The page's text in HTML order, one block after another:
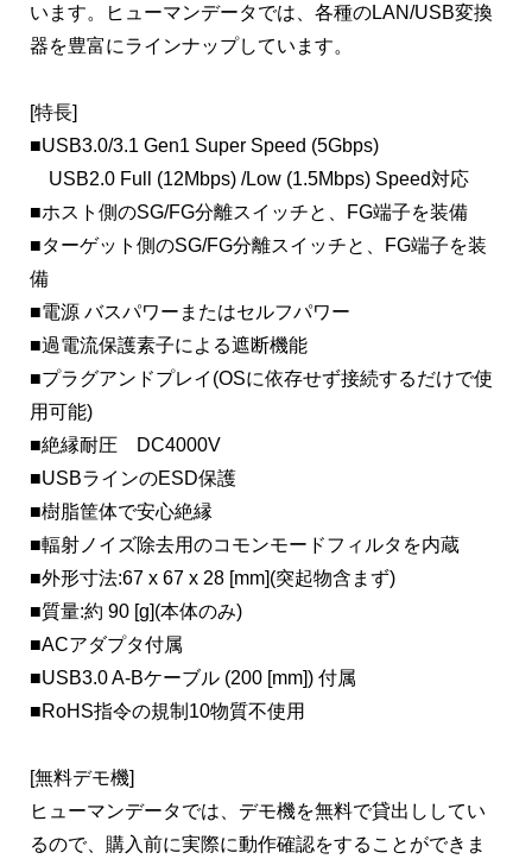
います。ヒューマンデータでは、各種のLAN/USB変換
器を豊富にラインナップしています。
[特長]
■USB3.0/3.1 Gen1 Super Speed (5Gbps)
USB2.0 Full (12Mbps) /Low (1.5Mbps) Speed対応
■ホスト側のSG/FG分離スイッチと、FG端子を装備
■ターゲット側のSG/FG分離スイッチと、FG端子を装
備
■電源 バスパワーまたはセルフパワー
■過電流保護素子による遮断機能
■プラグアンドプレイ(OSに依存せず接続するだけで使
用可能)
■絶縁耐圧 DC4000V
■USBラインのESD保護
■樹脂筐体で安心絶縁
■輻射ノイズ除去用のコモンモードフィルタを内蔵
■外形寸法:67 x 67 x 28 [mm](突起物含まず)
■質量:約 90 [g](本体のみ)
■ACアダプタ付属
■USB3.0 A-Bケーブル (200 [mm]) 付属
■RoHS指令の規制10物質不使用
[無料デモ機]
ヒューマンデータでは、デモ機を無料で貸出ししてい
るので、購入前に実際に動作確認をすることができま